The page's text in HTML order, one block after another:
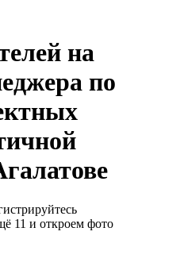
на
по
11 и откроем фото